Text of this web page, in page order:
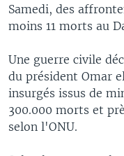
Samedi, des
moins 11 morts au
Une guerre civile
du président Omar
insurgés issus de
300.000 morts et
selon l'ONU.